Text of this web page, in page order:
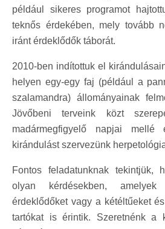
például sikeres programot
teknős érdekében, mely tovább
iránt érdeklődők táborát.
2010-ben indítottuk el
helyen egy-egy faj (például a
szalamandra) állományainak
Jövőbeni terveink közt
madármegfigyelő napjai mellé
kirándulást szervezünk
Fontos feladatunknak tekintjük,
olyan kérdésekben,
érdeklődőket vagy a kétéltűeket
tartókat is érintik. Szeretnénk a